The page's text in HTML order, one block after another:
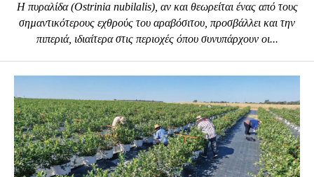
Η πυραλίδα (Ostrinia nubilalis), αν και θεωρείται ένας από τους
σηµαντικότερους εχθρούς του αραβόσιτου, προσβάλλει και την
πιπεριά, ιδιαίτερα στις περιοχές όπου συνυπάρχουν οι...